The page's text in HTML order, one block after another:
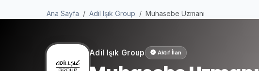
Ana Sayfa Adil Işık Group Muhasebe Uzmanı
Adil Işık Group Aktif İlan